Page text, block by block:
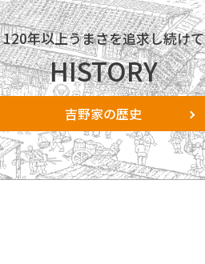
120年以上うまさを追求し続けて
HISTORY
吉野家の歴史